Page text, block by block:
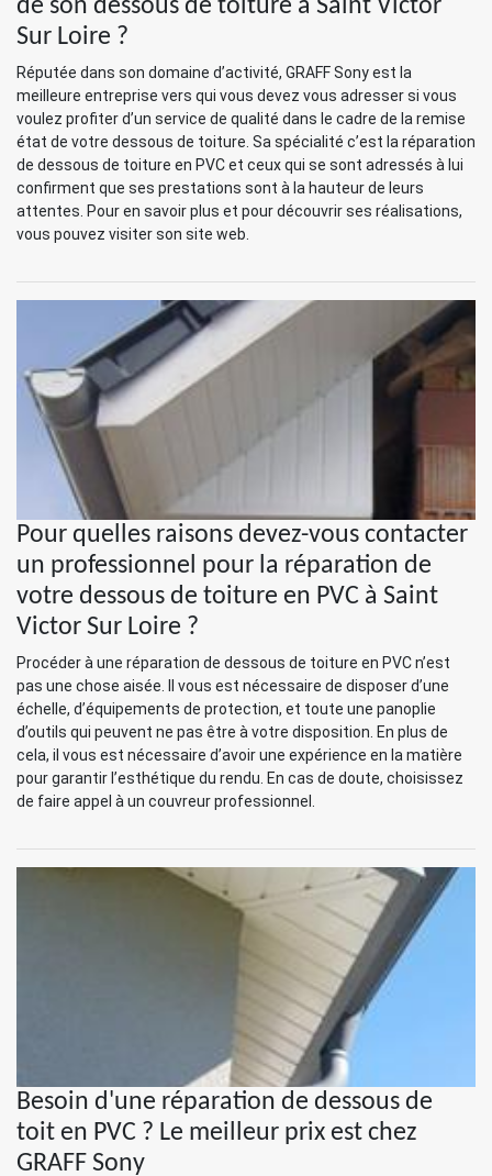
de son dessous de toiture à Saint Victor
Sur Loire ?
Réputée dans son domaine d’activité, GRAFF Sony est la
meilleure entreprise vers qui vous devez vous adresser si vous
voulez profiter d’un service de qualité dans le cadre de la remise
état de votre dessous de toiture. Sa spécialité c’est la réparation
de dessous de toiture en PVC et ceux qui se sont adressés à lui
confirment que ses prestations sont à la hauteur de leurs
attentes. Pour en savoir plus et pour découvrir ses réalisations,
vous pouvez visiter son site web.
Pour quelles raisons devez-vous contacter
un professionnel pour la réparation de
votre dessous de toiture en PVC à Saint
Victor Sur Loire ?
Procéder à une réparation de dessous de toiture en PVC n’est
pas une chose aisée. Il vous est nécessaire de disposer d’une
échelle, d’équipements de protection, et toute une panoplie
d’outils qui peuvent ne pas être à votre disposition. En plus de
cela, il vous est nécessaire d’avoir une expérience en la matière
pour garantir l’esthétique du rendu. En cas de doute, choisissez
de faire appel à un couvreur professionnel.
Besoin d'une réparation de dessous de
toit en PVC ? Le meilleur prix est chez
GRAFF Sony